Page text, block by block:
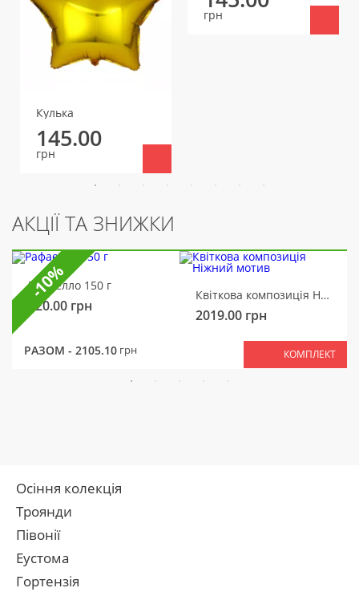
Кулька
145.00
грн
грн
АКЦІЇ ТА ЗНИЖКИ
Рафаелло 150 г
320.00 грн
Квіткова композиція Ніжний мотив
2019.00 грн
РАЗОМ - 2105.10 грн КОМПЛЕКТ
-10%
Осіння колекція
Троянди
Півонії
Еустома
Гортензія